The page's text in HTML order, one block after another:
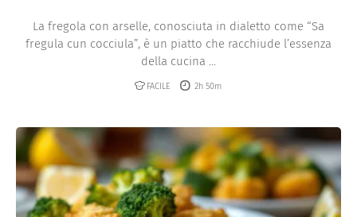
La fregola con arselle, conosciuta in dialetto come “Sa
fregula cun cocciula”, è un piatto che racchiude l’essenza
della cucina ...
FACILE 2h 50m